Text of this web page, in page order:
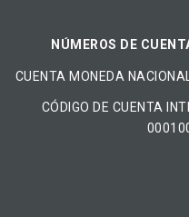
NÚMEROS DE
CUENTA MONEDA
CÓDIGO DE CUENTA